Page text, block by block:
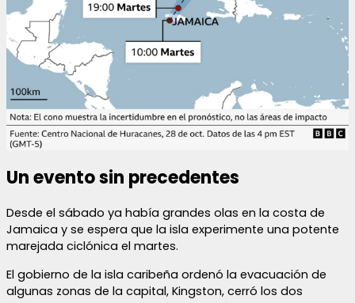
Un evento sin precedentes
Desde el sábado ya había grandes olas en la costa de
Jamaica y se espera que la isla experimente una potente
marejada ciclónica el martes.
El gobierno de la isla caribeña ordenó la evacuación de
algunas zonas de la capital, Kingston, cerró los dos